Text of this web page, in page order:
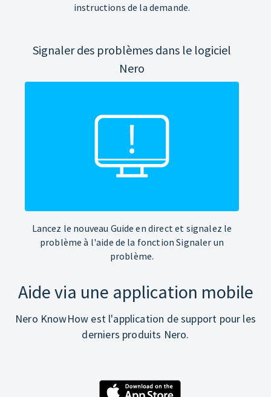
instructions de la demande.
Signaler des problèmes dans le logiciel
Nero
Lancez le nouveau Guide en direct et signalez le
problème à l'aide de la fonction Signaler un
problème.
Aide via une application mobile
Nero KnowHow est l'application de support pour les
derniers produits Nero.